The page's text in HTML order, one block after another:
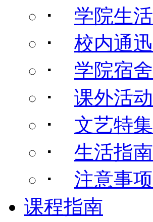
･ 学院生活
･ 校内通迅
･ 学院宿舍
･ 课外活动
･ 文艺特集
･ 生活指南
･ 注意事项
课程指南